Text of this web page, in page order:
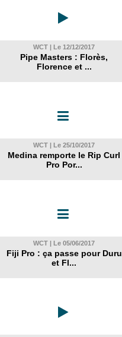
WCT | Le 12/12/2017
Pipe Masters : Florès,
Florence et ...
WCT | Le 25/10/2017
Medina remporte le Rip Curl
Pro Por...
WCT | Le 05/06/2017
Fiji Pro : ça passe pour Duru
et Fl...